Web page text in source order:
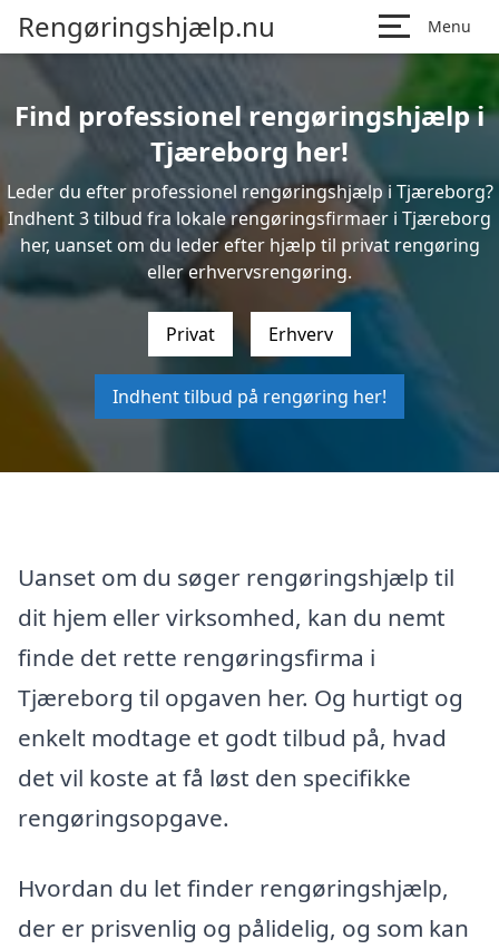
Rengøringshjælp.nu Menu
Find professionel rengøringshjælp i
Tjæreborg her!
Leder du efter professionel rengøringshjælp i Tjæreborg?
Indhent 3 tilbud fra lokale rengøringsfirmaer i Tjæreborg
her, uanset om du leder efter hjælp til privat rengøring
eller erhvervsrengøring.
Privat Erhverv
Indhent tilbud på rengøring her!
Uanset om du søger rengøringshjælp til
dit hjem eller virksomhed, kan du nemt
finde det rette rengøringsfirma i
Tjæreborg til opgaven her. Og hurtigt og
enkelt modtage et godt tilbud på, hvad
det vil koste at få løst den specifikke
rengøringsopgave.
Hvordan du let finder rengøringshjælp,
der er prisvenlig og pålidelig, og som kan